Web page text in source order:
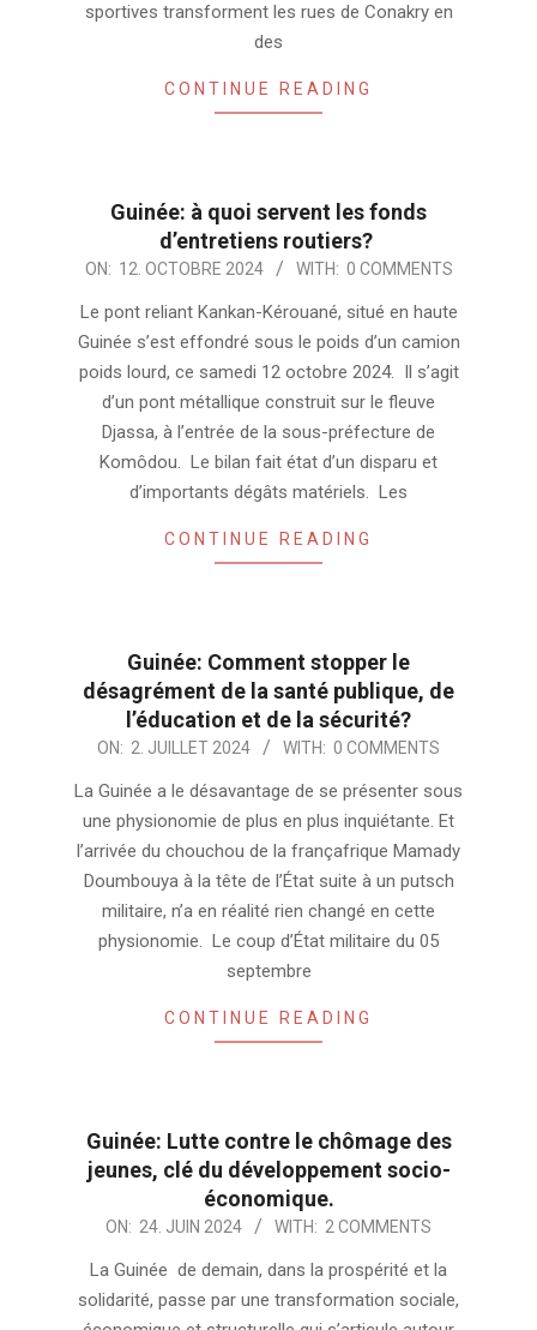
sportives transforment les rues de Conakry en
des
CONTINUE READING
Guinée: à quoi servent les fonds
d’entretiens routiers?
2024-
ON: 12. OCTOBRE 2024 WITH: 0 COMMENTS
Le pont reliant Kankan-Kérouané, situé en haute
Guinée s’est effondré sous le poids d’un camion
poids lourd, ce samedi 12 octobre 2024. Il s’agit
d’un pont métallique construit sur le fleuve
Djassa, à l’entrée de la sous-préfecture de
Komôdou. Le bilan fait état d’un disparu et
d’importants dégâts matériels. Les
CONTINUE READING
Guinée: Comment stopper le
désagrément de la santé publique, de
l’éducation et de la sécurité?
2024-
ON: 2. JUILLET 2024 WITH: 0 COMMENTS
La Guinée a le désavantage de se présenter sous
une physionomie de plus en plus inquiétante. Et
l’arrivée du chouchou de la françafrique Mamady
Doumbouya à la tête de l’État suite à un putsch
militaire, n’a en réalité rien changé en cette
physionomie. Le coup d’État militaire du 05
septembre
CONTINUE READING
Guinée: Lutte contre le chômage des
jeunes, clé du développement socio-
économique.
2024-ON: 24. JUIN 2024 WITH: 2 COMMENTS
La Guinée de demain, dans la prospérité et la
solidarité, passe par une transformation sociale,